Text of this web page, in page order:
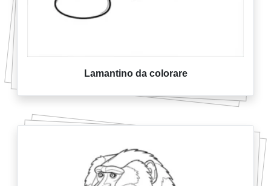
Lamantino da colorare